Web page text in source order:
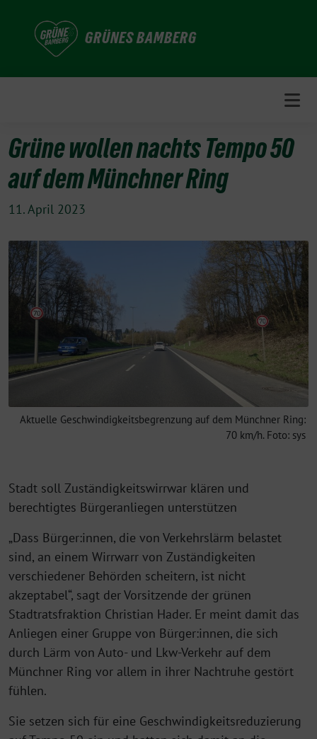
GRÜNES BAMBERG
Grüne wollen nachts Tempo 50
auf dem Münchner Ring
11. April 2023
Aktuelle Geschwindigkeitsbegrenzung auf dem Münchner Ring:
70 km/h. Foto: sys
Stadt soll Zuständigkeitswirrwar klären und
berechtigtes Bürgeranliegen unterstützen
„Dass Bürger:innen, die von Verkehrslärm belastet
sind, an einem Wirrwarr von Zuständigkeiten
verschiedener Behörden scheitern, ist nicht
akzeptabel“, sagt der Vorsitzende der grünen
Stadtratsfraktion Christian Hader. Er meint damit das
Anliegen einer Gruppe von Bürger:innen, die sich
durch Lärm von Auto- und Lkw-Verkehr auf dem
Münchner Ring vor allem in ihrer Nachtruhe gestört
fühlen.
Sie setzen sich für eine Geschwindigkeitsreduzierung